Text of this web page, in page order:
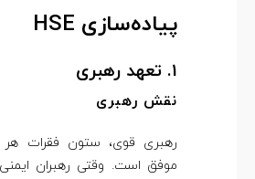
پیاده‌سازی HSE
1. تعهد رهبری
نقش رهبری
موفق است. وقتی رهبران ایمنی